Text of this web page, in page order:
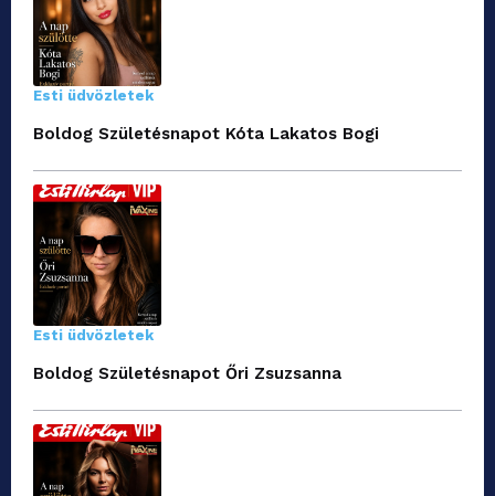
Esti üdvözletek
Boldog Születésnapot Kóta Lakatos Bogi
Esti üdvözletek
Boldog Születésnapot Őri Zsuzsanna